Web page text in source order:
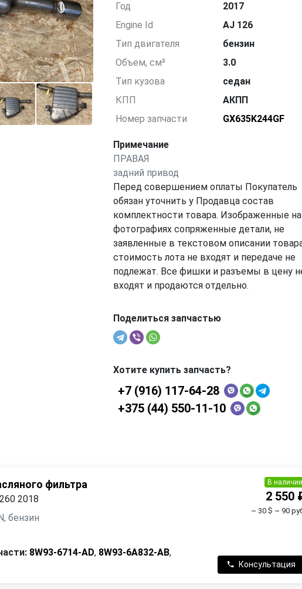
Год
2017
Engine Id
AJ 126
Тип двигателя
бензин
Объем, см³
3.0
Тип кузова
седан
КПП
АКПП
Номер запчасти
GX635K244GF
Примечание
ПРАВАЯ
задний привод
Перед совершением оплаты Покупатель
обязан уточнить у Продавца состав
комплектности товара. Изображенные на
фотографиях сопряженные детали, не
заявленные в текстовом описании
стоимость лота не входят и передаче не
подлежат. Все фишки и разъемы в цену
входят и продаются отдельно.
Поделиться запчастью
Хотите купить запчасть?
+7 (916) 117-64-28
+375 (44) 550-11-10
фильтра
2018
бензин
8W93-6714-AD, 8W93-6A832-AB,
В наличии
2 550
~ 30 $ ~ 90
Консультация